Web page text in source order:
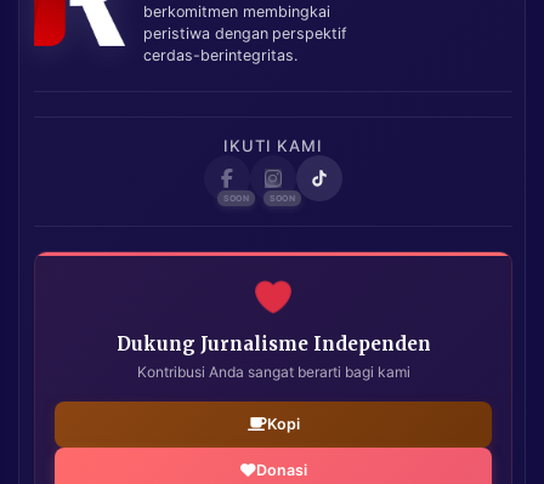
berkomitmen membingkai
peristiwa dengan perspektif
cerdas-berintegritas.
IKUTI KAMI
Dukung Jurnalisme Independen
Kontribusi Anda sangat berarti bagi kami
Kopi
Donasi